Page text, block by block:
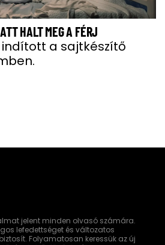
HALT MEG A FÉRJ
indított a sajtkészítő
jelent minden olvasó számára.
lefedettséget és változatos
Folyamatosan keressük az új